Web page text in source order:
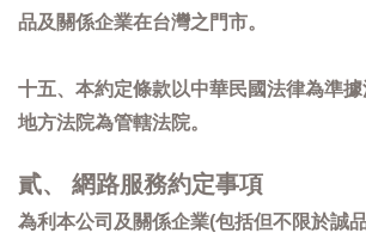
品及關係企業在台灣之門市。
十五、本約定條款以中華民國法律為準
地方法院為管轄法院。
貳、 網路服務約定事項
為利本公司及關係企業(包括但不限於誠